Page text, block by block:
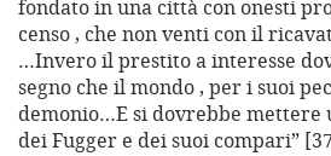
fondato in una città con onesti
censo , che non venti con il
…Invero il prestito a interesse
segno che il mondo , per i suoi
demonio…E si dovrebbe mettere
dei Fugger e dei suoi compari”